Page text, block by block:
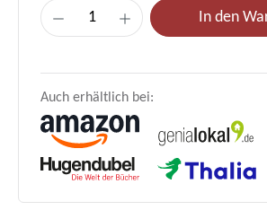
Produkt Anzahl: Gib den
In den
Auch erhältlich bei: